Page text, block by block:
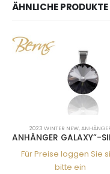
ÄHNLICHE PRODUKTE
2023 WINTER NEW,
Für Preise loggen Sie
bitte ein